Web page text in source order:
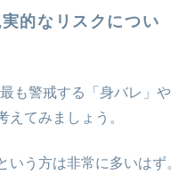
的なリスクについ
も警戒する「身バレ」や
えてみましょう。
う方は非常に多いはず。